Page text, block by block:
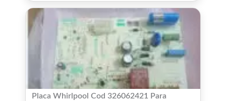
Placa Whirlpool Cod 326062421 Para